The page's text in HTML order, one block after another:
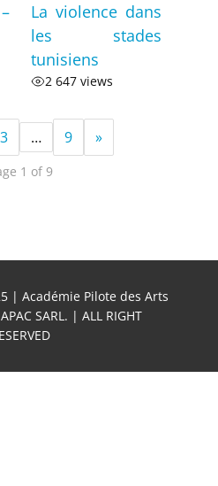
La violence dans
les stades
tunisiens
2 647 views
3 … 9 »
1 of 9
| Académie Pilote des Arts
SARL. | ALL RIGHT